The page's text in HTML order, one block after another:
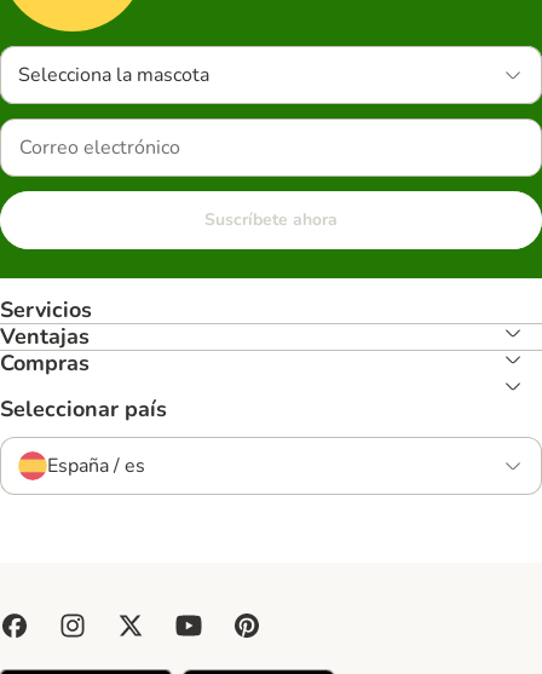
Selecciona la mascota
Suscríbete ahora
Servicios
Ventajas
Compras
Seleccionar país
España / es